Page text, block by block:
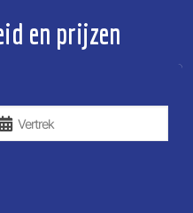
en prijzen